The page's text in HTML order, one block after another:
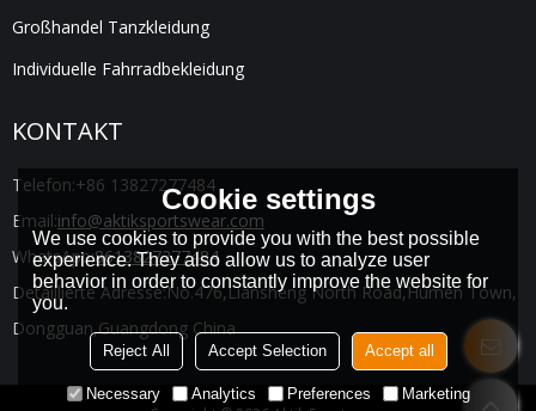
Großhandel Tanzkleidung
Individuelle Fahrradbekleidung
KONTAKT
Telefon:+86 13827277484
Email:info@aktiksportswear.com
WhatsApp:8613827277484
Detaillierte Adresse:No.476,Liansheng North Road,Humen Town,
Dongguan,Guangdong China
Cookie settings
We use cookies to provide you with the best possible
experience. They also allow us to analyze user
behavior in order to constantly improve the website for
you.
Reject All Accept Selection Accept all
Necessary Analytics Preferences Marketing